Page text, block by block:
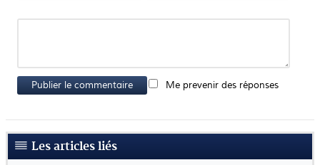
Publier le commentaire Me prevenir des réponses
Les articles liés